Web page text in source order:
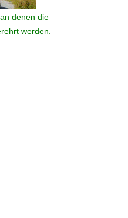
denen die
werden.